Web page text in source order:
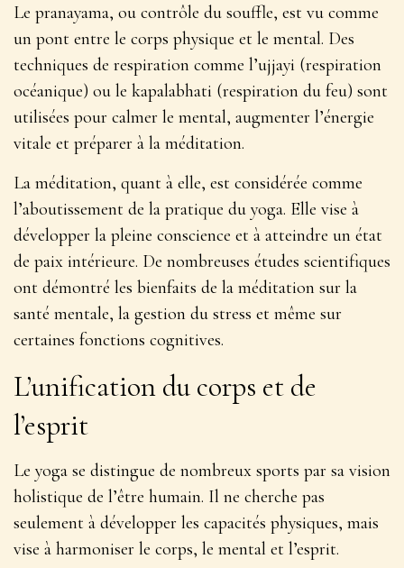
Le pranayama, ou contrôle du souffle, est vu comme
un pont entre le corps physique et le mental. Des
techniques de respiration comme l’ujjayi (respiration
océanique) ou le kapalabhati (respiration du feu) sont
utilisées pour calmer le mental, augmenter l’énergie
vitale et préparer à la méditation.
La méditation, quant à elle, est considérée comme
l’aboutissement de la pratique du yoga. Elle vise à
développer la pleine conscience et à atteindre un état
de paix intérieure. De nombreuses études scientifiques
ont démontré les bienfaits de la méditation sur la
santé mentale, la gestion du stress et même sur
certaines fonctions cognitives.
L’unification du corps et de
l’esprit
Le yoga se distingue de nombreux sports par sa vision
holistique de l’être humain. Il ne cherche pas
seulement à développer les capacités physiques, mais
vise à harmoniser le corps, le mental et l’esprit.